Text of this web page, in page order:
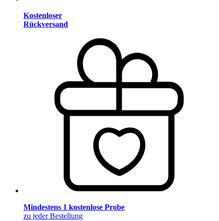
Kostenloser
Rückversand
Mindestens 1 kostenlose Probe
zu jeder Bestellung